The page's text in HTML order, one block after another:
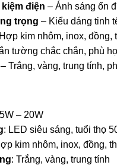
điện – Ánh sáng ổn
trọng – Kiểu dáng tinh
kim nhôm, inox, đồng,
tường chắc chắn, phù
– Trắng, vàng, trung tính,
– 20W
: LED siêu sáng, tuổi thọ
kim nhôm, inox, đồng,
: Trắng, vàng, trung tính